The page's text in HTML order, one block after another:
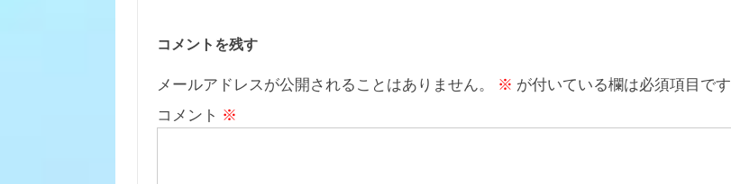
o
o
k
r
コメントを残す
メールアドレスが公開されることはありません。 ※ が付いている欄は必須項目です
コメント ※